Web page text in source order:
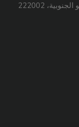
Contact (Position): رقم 199، طريق يينغتشو الجنوبية، 222002